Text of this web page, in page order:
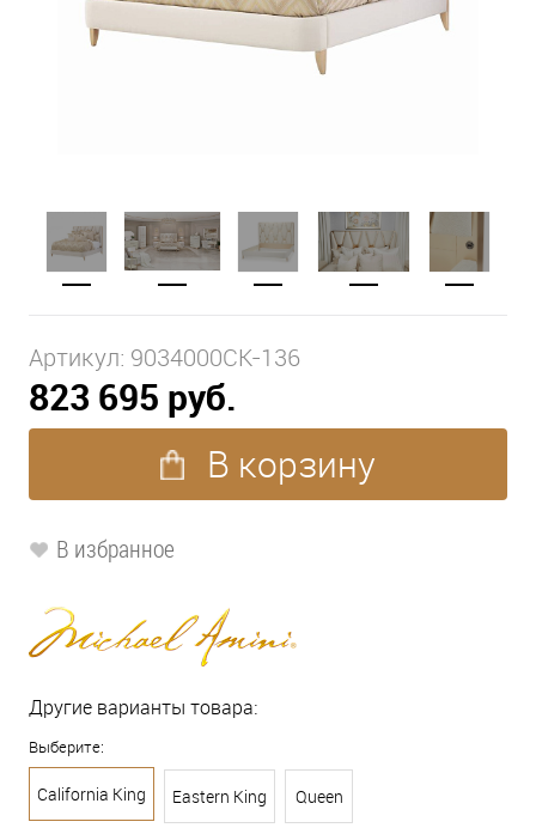
Артикул: 9034000CK-136
823 695 руб.
В корзину
В избранное
Другие варианты товара:
Выберите:
California King Eastern King Queen